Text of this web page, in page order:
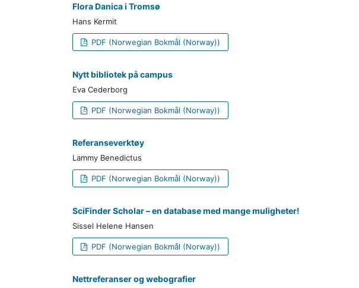
Flora Danica i Tromsø
Hans Kermit
PDF (Norwegian Bokmål (Norway))
Nytt bibliotek på campus
Eva Cederborg
PDF (Norwegian Bokmål (Norway))
Referanseverktøy
Lammy Benedictus
PDF (Norwegian Bokmål (Norway))
SciFinder Scholar – en database med mange muligheter!
Sissel Helene Hansen
PDF (Norwegian Bokmål (Norway))
Nettreferanser og webografier